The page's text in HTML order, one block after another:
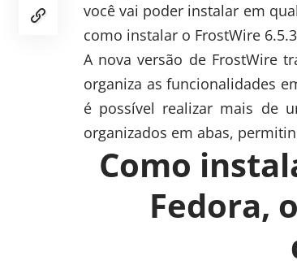
você vai poder instalar em
como instalar o FrostWire
A nova versão de FrostWire
organiza as funcionalidades
é possível realizar mais de
organizados em abas,
Como
Fedora,